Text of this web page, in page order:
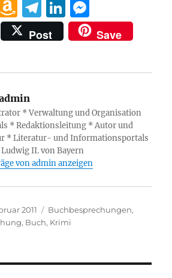
A
m
a
n
W
is
h
Li
T
el
e
m
Li
n
k
n
e
ss
g
er
Post Save
* Verwaltung und Organisation
* Redaktionsleitung * Autor und
* Literatur- und Informationsportals
II. von Bayern
von admin anzeigen
2011 Kategorien
Buchbesprechungen,
, Buch, Krimi